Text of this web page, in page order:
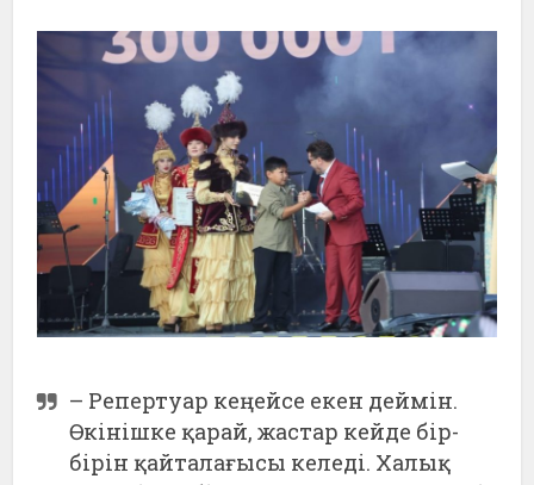
– Репертуар кеңейсе екен деймін.
Өкінішке қарай, жастар кейде бір-
бірін қайталағысы келеді. Халық